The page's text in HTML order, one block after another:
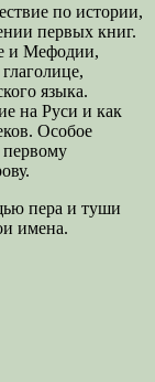
по истории,
первых книг.
и Мефодии,
языка.
на Руси и как
Особое
пера и туши
имена.